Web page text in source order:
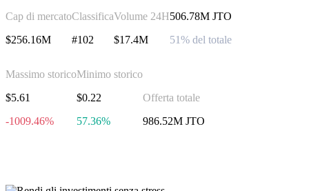
Cap di mercato
$256.16M
Classifica
#102
Volume 24H
$17.4M
506.78M JTO
51% del totale
Massimo storico
$5.61
-1009.46%
Minimo storico
$0.22
57.36%
Offerta totale
986.52M JTO